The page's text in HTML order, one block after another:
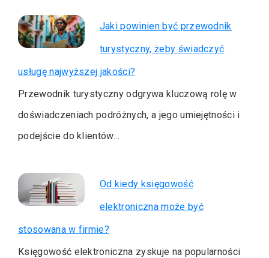
Jaki powinien być przewodnik
turystyczny, żeby świadczyć
usługę najwyższej jakości?
Przewodnik turystyczny odgrywa kluczową rolę w
doświadczeniach podróżnych, a jego umiejętności i
podejście do klientów…
Od kiedy księgowość
elektroniczna może być
stosowana w firmie?
Księgowość elektroniczna zyskuje na popularności